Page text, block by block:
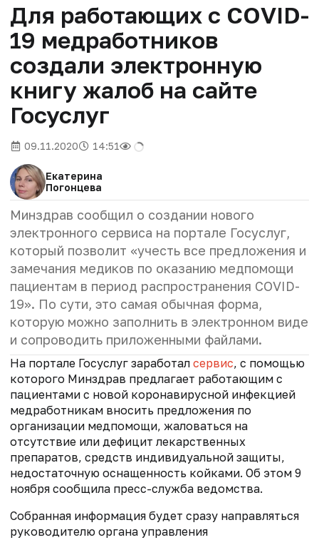
Для работающих с COVID-
19 медработников
создали электронную
книгу жалоб на сайте
Госуслуг
09.11.2020 14:51
Екатерина
Погонцева
Минздрав сообщил о создании нового
электронного сервиса на портале Госуслуг,
который позволит «учесть все предложения и
замечания медиков по оказанию медпомощи
пациентам в период распространения COVID-
19». По сути, это самая обычная форма,
которую можно заполнить в электронном виде
и сопроводить приложенными файлами.
На портале Госуслуг заработал сервис, с помощью
которого Минздрав предлагает работающим с
пациентами с новой коронавирусной инфекцией
медработникам вносить предложения по
организации медпомощи, жаловаться на
отсутствие или дефицит лекарственных
препаратов, средств индивидуальной защиты,
недостаточную оснащенность койками. Об этом 9
ноября сообщила пресс-служба ведомства.
Собранная информация будет сразу направляться
руководителю органа управления